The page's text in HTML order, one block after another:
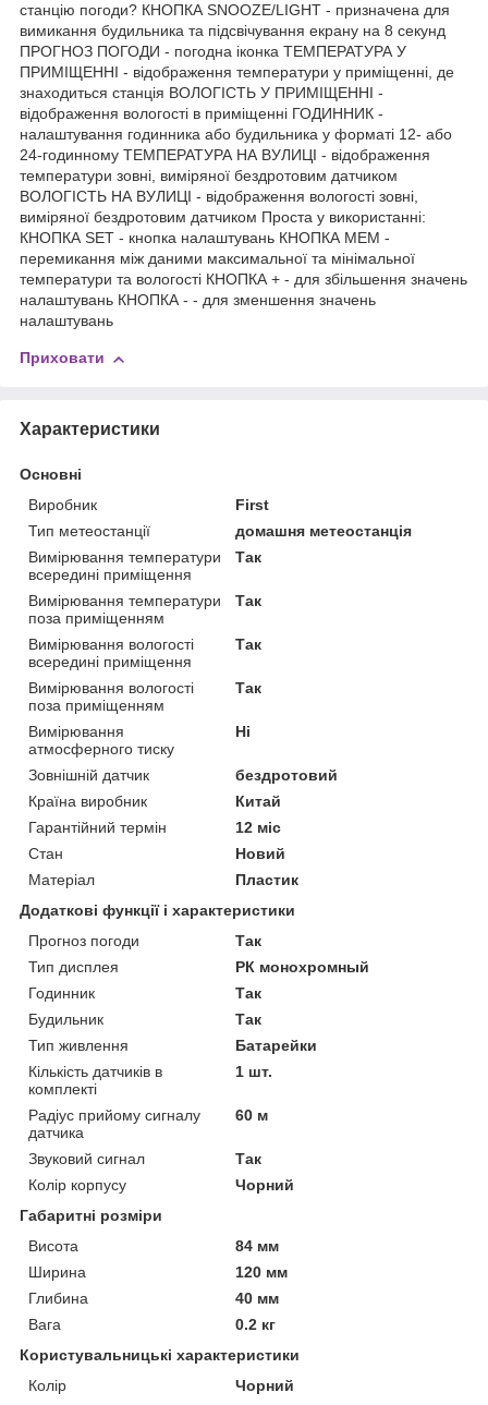
станцію погоди? КНОПКА SNOOZE/LIGHT - призначена для
вимикання будильника та підсвічування екрану на 8 секунд
ПРОГНОЗ ПОГОДИ - погодна іконка ТЕМПЕРАТУРА У
ПРИМІЩЕННІ - відображення температури у приміщенні, де
знаходиться станція ВОЛОГІСТЬ У ПРИМІЩЕННІ -
відображення вологості в приміщенні ГОДИННИК -
налаштування годинника або будильника у форматі 12- або
24-годинному ТЕМПЕРАТУРА НА ВУЛИЦІ - відображення
температури зовні, виміряної бездротовим датчиком
ВОЛОГІСТЬ НА ВУЛИЦІ - відображення вологості зовні,
виміряної бездротовим датчиком Проста у використанні:
КНОПКА SET - кнопка налаштувань КНОПКА MEM -
перемикання між даними максимальної та мінімальної
температури та вологості КНОПКА + - для збільшення значень
налаштувань КНОПКА - - для зменшення значень
налаштувань
Приховати
Характеристики
Основні
Виробник
First
Тип метеостанції
домашня метеостанція
Вимірювання температури
всередині приміщення
Так
Вимірювання температури
поза приміщенням
Так
Вимірювання вологості
всередині приміщення
Так
Вимірювання вологості
поза приміщенням
Так
Вимірювання
атмосферного тиску
Ні
Зовнішній датчик
бездротовий
Країна виробник
Китай
Гарантійний термін
12 міс
Стан
Новий
Матеріал
Пластик
Додаткові функції і характеристики
Прогноз погоди
Так
Тип дисплея
РК монохромный
Годинник
Так
Будильник
Так
Тип живлення
Батарейки
Кількість датчиків в
комплекті
1 шт.
Радіус прийому сигналу
датчика
60 м
Звуковий сигнал
Так
Колір корпусу
Чорний
Габаритні розміри
Висота
84 мм
Ширина
120 мм
Глибина
40 мм
Вага
0.2 кг
Користувальницькі характеристики
Колір
Чорний